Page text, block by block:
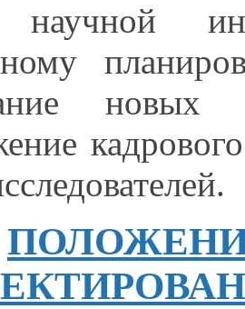
научной
новых